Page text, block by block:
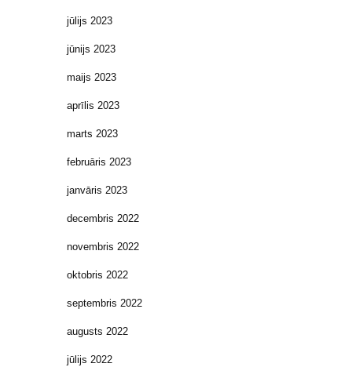
jūlijs 2023
jūnijs 2023
maijs 2023
aprīlis 2023
marts 2023
februāris 2023
janvāris 2023
decembris 2022
novembris 2022
oktobris 2022
septembris 2022
augusts 2022
jūlijs 2022